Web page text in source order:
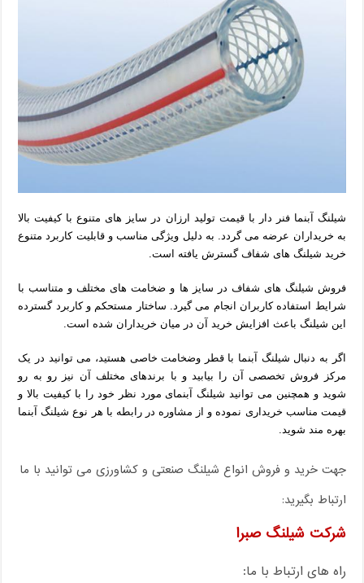
شیلنگ آبنما فنر دار با قیمت تولید ارزان در سایز های متنوع با کیفیت بالا
به خریداران عرضه می گردد. به دلیل ویژگی مناسب و قابلیت کاربرد متنوع
خرید شیلنگ های شفاف گسترش یافته است.
فروش شیلنگ های شفاف در سایز ها و ضخامت های مختلف و متناسب با
شرایط استفاده کاربران انجام می گیرد. ساختار مستحکم و کاربرد گسترده
این شیلنگ باعث افزایش خرید آن در میان خریداران شده است.
اگر به دنبال شیلنگ آبنما با قطر وضخامت خاصی هستید، می توانید در یک
مرکز فروش تخصصی آن را بیابید و با برندهای مختلف آن نیز رو به رو
شوید و همچنین می توانید شیلنگ آبنمای مورد نظر خود را با کیفیت بالا و
قیمت مناسب خریداری نموده و از مشاوره در رابطه با هر نوع شیلنگ آبنما
بهره مند شوید.
جهت خرید و فروش انواع شیلنگ صنعتی و کشاورزی می توانید با ما
ارتباط بگیرید:
شرکت شیلنگ صبرا
راه های ارتباط با ما: